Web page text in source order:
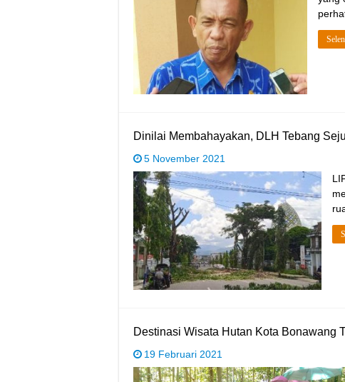
Dinilai Membahayakan, DLH Tebang
5 November 2021
Destinasi Wisata Hutan Kota Bonawang
19 Februari 2021